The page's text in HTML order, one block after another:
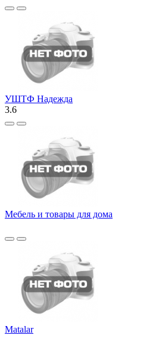
УШТФ Надежда
3.6
Мебель и товары для дома
Matalar